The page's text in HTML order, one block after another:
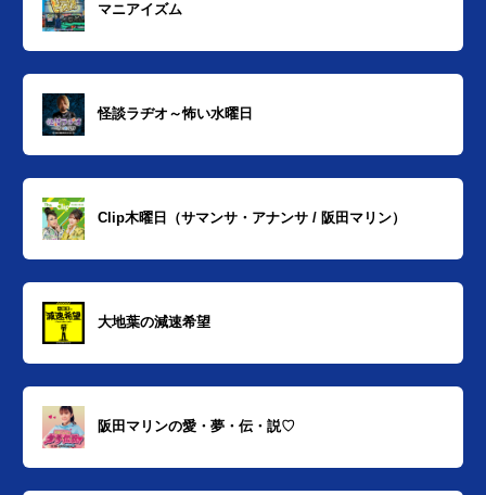
マニアイズム
怪談ラヂオ～怖い水曜日
Clip木曜日（サマンサ・アナンサ / 阪田マリン）
大地葉の減速希望
阪田マリンの愛・夢・伝・説♡